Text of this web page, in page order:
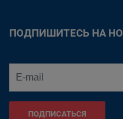
ПОДПИШИТЕСЬ НА
ПОДПИСАТЬСЯ